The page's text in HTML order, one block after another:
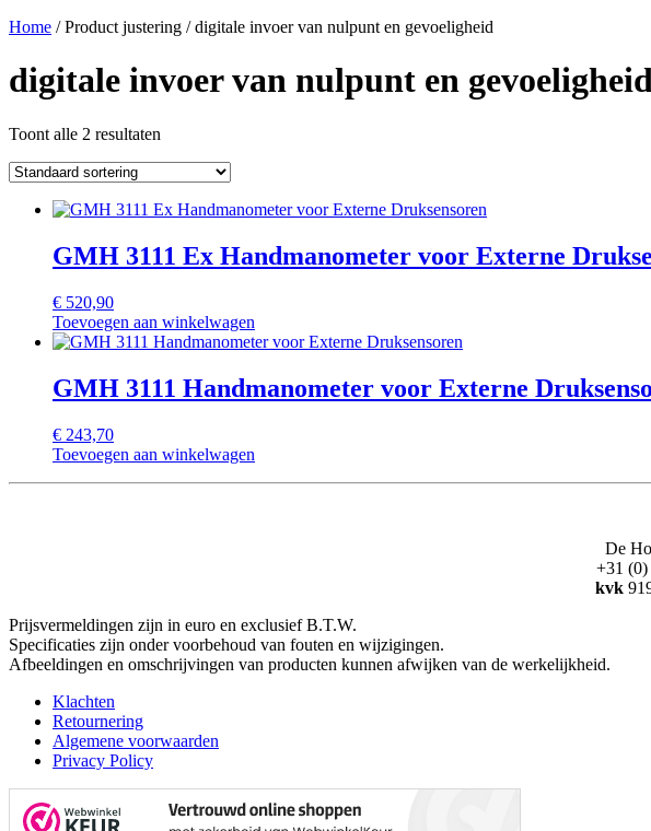
Home / Product justering / digitale invoer van nulpunt en gevoeligheid
digitale invoer van nulpunt en
Toont alle 2 resultaten
GMH 3111 Ex Handmanometer voor Externe
€ 520,90
Toevoegen aan winkelwagen
GMH 3111 Handmanometer voor Externe
€ 243,70
Toevoegen aan winkelwagen
De
+31
kvk
Prijsvermeldingen zijn in euro en exclusief B.T.W.
Specificaties zijn onder voorbehoud van fouten en wijzigingen.
Afbeeldingen en omschrijvingen van producten kunnen afwijken van de werkelijkheid.
Klachten
Retournering
Algemene voorwaarden
Privacy Policy